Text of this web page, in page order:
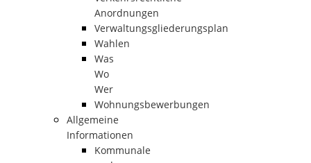
Anordnungen
Verwaltungsgliederungsplan
Wahlen
Was
Wo
Wer
Wohnungsbewerbungen
Allgemeine
Informationen
Kommunale